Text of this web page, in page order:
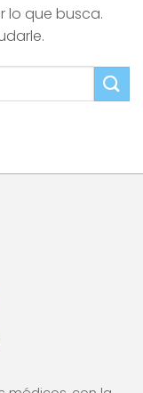
lo que busca.